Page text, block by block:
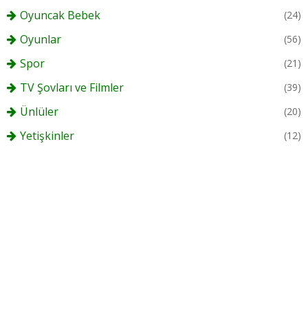
Oyuncak Bebek (24)
Oyunlar (56)
Spor (21)
TV Şovları ve Filmler (39)
Ünlüler (20)
Yetişkinler (12)